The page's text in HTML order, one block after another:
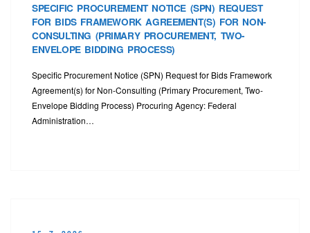
SPECIFIC PROCUREMENT NOTICE (SPN) REQUEST
FOR BIDS FRAMEWORK AGREEMENT(S) FOR NON-
CONSULTING (PRIMARY PROCUREMENT, TWO-
ENVELOPE BIDDING PROCESS)
Specific Procurement Notice (SPN) Request for Bids Framework
Agreement(s) for Non-Consulting (Primary Procurement, Two-
Envelope Bidding Process) Procuring Agency: Federal
Administration…